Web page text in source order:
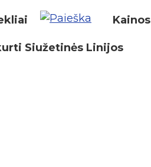
Kainos
Siužetinės Linijos